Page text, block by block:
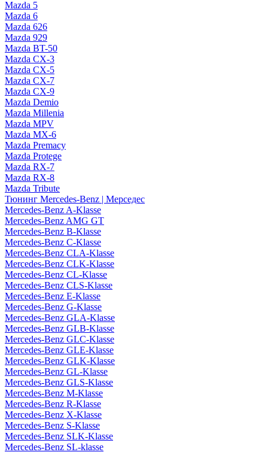
Mazda 5
Mazda 6
Mazda 626
Mazda 929
Mazda BT-50
Mazda CX-3
Mazda CX-5
Mazda CX-7
Mazda CX-9
Mazda Demio
Mazda Millenia
Mazda MPV
Mazda MX-6
Mazda Premacy
Mazda Protege
Mazda RX-7
Mazda RX-8
Mazda Tribute
Тюнинг Mercedes-Benz | Мерседес
Mercedes-Benz A-Klasse
Mercedes-Benz AMG GT
Mercedes-Benz B-Klasse
Mercedes-Benz C-Klasse
Mercedes-Benz CLA-Klasse
Mercedes-Benz CLK-Klasse
Mercedes-Benz CL-Klasse
Mercedes-Benz CLS-Klasse
Mercedes-Benz E-Klasse
Mercedes-Benz G-Klasse
Mercedes-Benz GLA-Klasse
Mercedes-Benz GLB-Klasse
Mercedes-Benz GLC-Klasse
Mercedes-Benz GLE-Klasse
Mercedes-Benz GLK-Klasse
Mercedes-Benz GL-Klasse
Mercedes-Benz GLS-Klasse
Mercedes-Benz M-Klasse
Mercedes-Benz R-Klasse
Mercedes-Benz X-Klasse
Mercedes-Benz S-Klasse
Mercedes-Benz SLK-Klasse
Mercedes-Benz SL-klasse